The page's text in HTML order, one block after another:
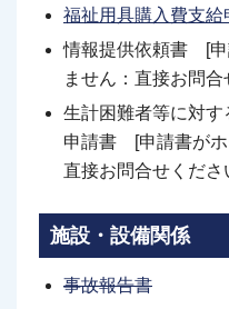
福祉用具購入費支給
情報提供依頼書 [申
ません：直接お問合
生計困難者等に対
申請書 [申請書がホ
直接お問合せくださ
施設・設備関係
事故報告書